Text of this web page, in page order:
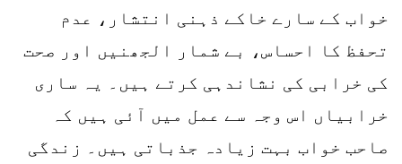
خواب کے سارے خاکے ذہنی انتشار، عدم
تحفظ کا احساس، بے شمار الجھنیں اور صحت
کی خرابی کی نشاندہی کرتے ہیں۔ یہ ساری
خرابیاں اس وجہ سے عمل میں آئی ہیں کہ
صاحب خواب بہت زیادہ جذباتی ہیں۔ زندگی